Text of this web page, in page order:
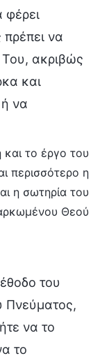
φέρει
να
Του, ακριβώς
και
ή να
το έργο του
περισσότερο η
η σωτηρία του
Θεού
του
Πνεύματος,
να το
το